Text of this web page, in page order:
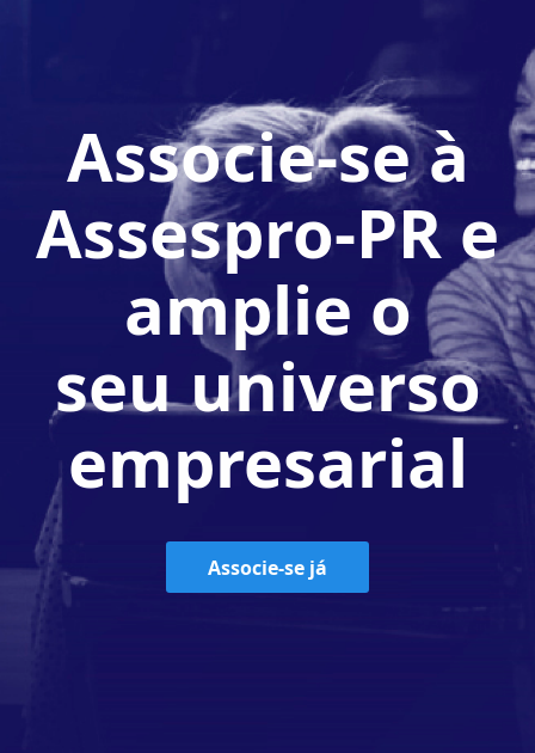
Associe-se à
Assespro-PR e
amplie o
seu universo
empresarial
Associe-se já